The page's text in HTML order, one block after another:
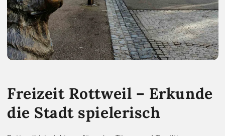
Freizeit Rottweil – Erkunde
die Stadt spielerisch